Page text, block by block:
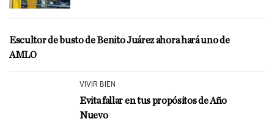
Escultor de busto de Benito Juárez ahora hará uno de
AMLO
VIVIR BIEN
Evita fallar en tus propósitos de Año
Nuevo